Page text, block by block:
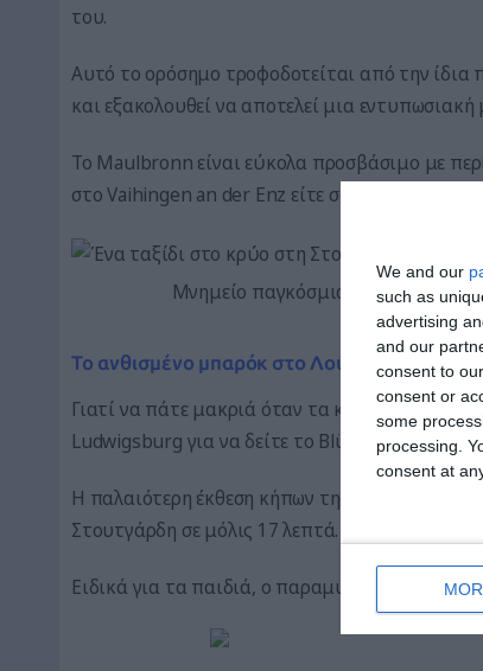
We and our
such as
advertising
and our
consent to
consent or
some
processing.
consent at
του.
Αυτό το ορόσημο τροφοδοτείται από την
και εξακολουθεί να αποτελεί μια
Το Maulbronn είναι εύκολα προσβάσιμο με
στο Vaihingen an der Enz είτε στο Pforzheim.
Μνημείο παγκόσμιας
Το ανθισμένο μπαρόκ στο Λούντβιχσμπουργκ
Γιατί να πάτε μακριά όταν τα καλά πράγματα
Ludwigsburg για να δείτε το Blühende Barock
Η παλαιότερη έκθεση κήπων της Γερμανίας -
Στουτγάρδη σε μόλις 17 λεπτά.
Ειδικά για τα παιδιά, ο παραμυθένιος κήπος